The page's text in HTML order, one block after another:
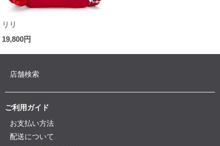
リリ
19,800円
店舗検索
ご利用ガイド
お支払い方法
配送について